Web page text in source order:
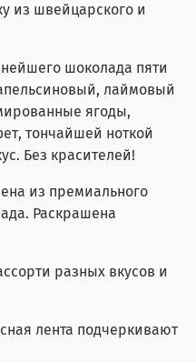
из швейцарского и
шоколада пяти
лаймовый
ягоды,
тончайшей ноткой
Без красителей!
из премиального
Раскрашена
разных вкусов и
лента подчеркивают